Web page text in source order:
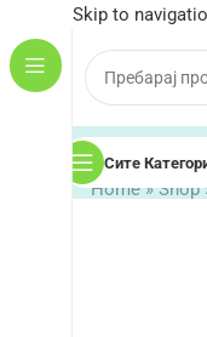
Skip to
Сите
Home»Shop